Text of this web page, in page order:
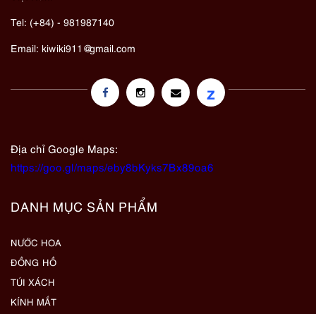
Tel: (+84) - 981987140
Email: kiwiki911@gmail.com
z
Địa chỉ Google Maps:
https://goo.gl/maps/eby8bKyks7Bx89oa6
DANH MỤC SẢN PHẨM
NƯỚC HOA
ĐỒNG HỒ
TÚI XÁCH
KÍNH MẮT